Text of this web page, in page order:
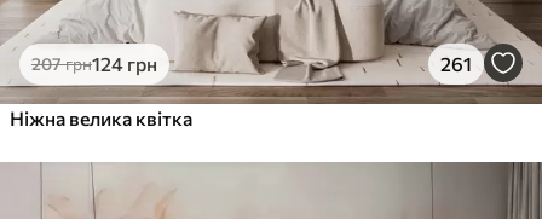
207грн124 грн 261
Ніжна велика квітка